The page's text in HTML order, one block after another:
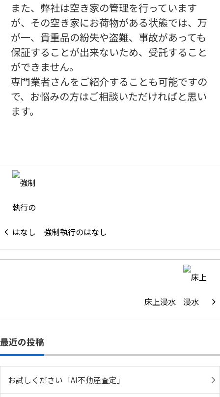
また、弊社は空き家の管理を行っています
が、その空き家にお荷物がある状態では、万
が一、貴重品の紛失や盗難、事故があっても
保証することが出来ないため、受託すること
ができません。
専門業者さんをご紹介することも可能ですの
で、お悩みの方はご相談いただければと思い
ます。
強制執行のはなし
床上浸水
最近の投稿
お試しください「AI不動産査定」